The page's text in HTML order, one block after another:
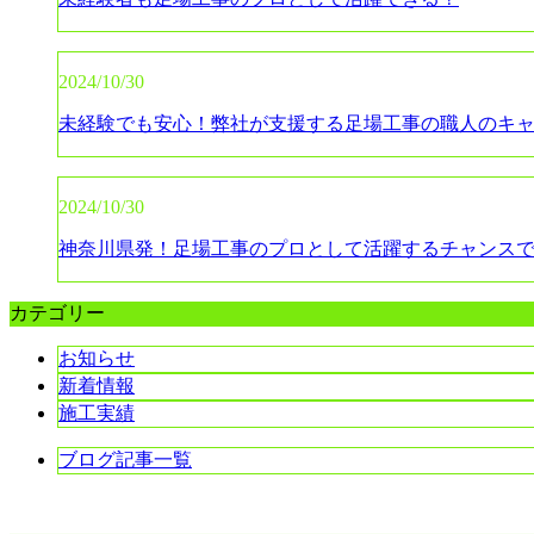
2024/10/30
未経験でも安心！弊社が支援する足場工事の職人のキ
2024/10/30
神奈川県発！足場工事のプロとして活躍するチャンス
カテゴリー
お知らせ
新着情報
施工実績
ブログ記事一覧